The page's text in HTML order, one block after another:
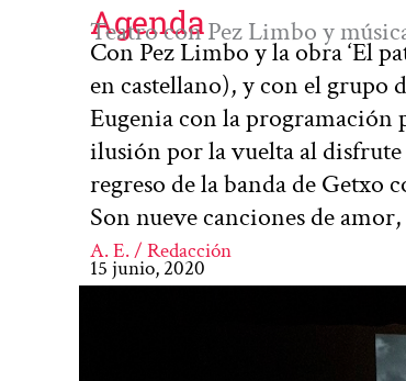
Agenda
Teatro con Pez Limbo y
Con Pez Limbo y la obra ‘El
en castellano), y con el
Eugenia con la programación
ilusión por la vuelta al disfrute
regreso de la banda de Getxo
Son nueve canciones de
A. E. / Redacción
15 junio, 2020